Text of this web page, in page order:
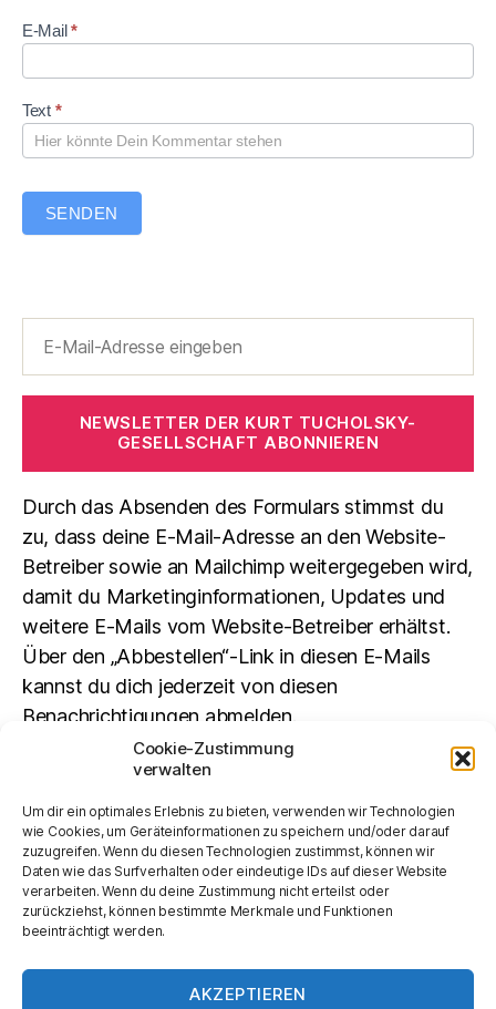
Cookie-Zustimmung
verwalten
Um dir ein optimales Erlebnis zu bieten, verwenden wir Technologien
wie Cookies, um Geräteinformationen zu speichern und/oder darauf
zuzugreifen. Wenn du diesen Technologien zustimmst, können wir
Daten wie das Surfverhalten oder eindeutige IDs auf dieser Website
verarbeiten. Wenn du deine Zustimmung nicht erteilst oder
zurückziehst, können bestimmte Merkmale und Funktionen
beeinträchtigt werden.
AKZEPTIEREN
n
t
e
e
E-Mail*
Text *
SENDEN
NEWSLETTER DER KURT TUCHOLSKY-
GESELLSCHAFT ABONNIEREN
Durch das Absenden des Formulars stimmst du
zu, dass deine E-Mail-Adresse an den Website-
Betreiber sowie an Mailchimp weitergegeben wird,
damit du Marketinginformationen, Updates und
weitere E-Mails vom Website-Betreiber erhältst.
Über den „Abbestellen“-Link in diesen E-Mails
kannst du dich jederzeit von diesen
Benachrichtigungen abmelden.
SUCHEN